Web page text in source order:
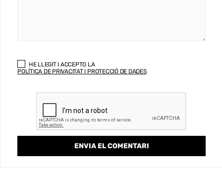
HE LLEGIT I ACCEPTO LA
POLÍTICA DE PRIVACITAT I PROTECCIÓ DE DADES